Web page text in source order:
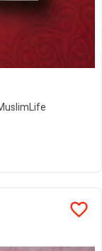
favorite_border